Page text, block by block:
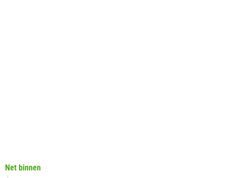
Net binnen